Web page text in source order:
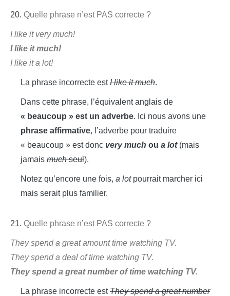
20. Quelle phrase n’est PAS correcte ?
I like it very much!
I like it much!
I like it a lot!
La phrase incorrecte estI like it much.
Dans cette phrase, l’équivalent anglais de
« beaucoup » est un adverbe. Ici nous avons une
phrase affirmative, l’adverbe pour traduire
« beaucoup » est donc very much ou a lot(mais
jamais muchseul).
Notez qu’encore une fois, a lot pourrait marcher ici
mais serait plus familier.
21. Quelle phrase n’est PAS correcte ?
They spend a great amount time watching TV.
They spend a deal of time watching TV.
They spend a great number of time watching TV.
La phrase incorrecte estThey spend a great number